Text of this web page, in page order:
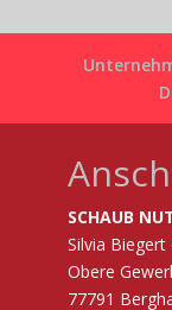
SCHAUB
Silvia Biegert
Obere
77791